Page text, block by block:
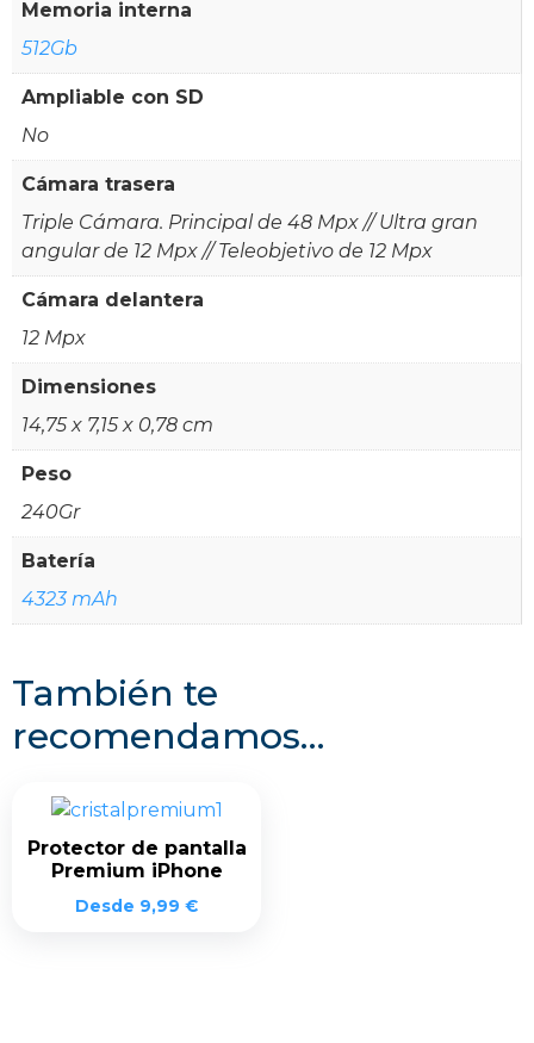
Memoria interna
512Gb
Ampliable con SD
No
Cámara trasera
Triple Cámara. Principal de 48 Mpx // Ultra gran
angular de 12 Mpx // Teleobjetivo de 12 Mpx
Cámara delantera
12 Mpx
Dimensiones
14,75 x 7,15 x 0,78 cm
Peso
240Gr
Batería
4323 mAh
También te
recomendamos…
Protector de pantalla
Premium iPhone
Desde 9,99 €